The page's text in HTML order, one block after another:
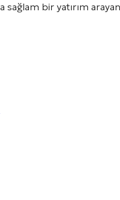
bir yatırım